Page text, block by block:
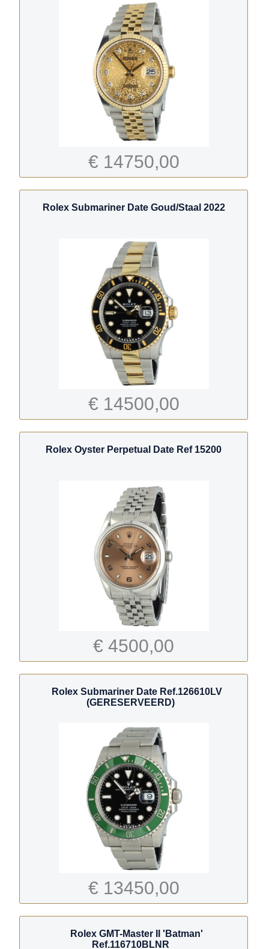
€ 14750,00
Rolex Submariner Date Goud/Staal 2022
€ 14500,00
Rolex Oyster Perpetual Date Ref 15200
€ 4500,00
Rolex Submariner Date Ref.126610LV
(GERESERVEERD)
€ 13450,00
Rolex GMT-Master II 'Batman'
Ref.116710BLNR